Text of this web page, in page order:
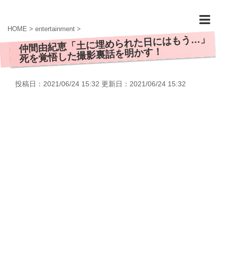
HOME > entertainment >
仲間由紀恵「土に埋められた日にはもう…」
死を覚悟した撮影裏話を明かす！
投稿日：2021/06/24 15:32 更新日： 2021/06/24 15:32